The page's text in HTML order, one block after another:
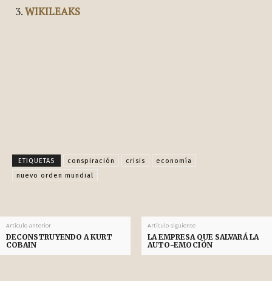
WIKILEAKS
ETIQUETAS conspiración crisis
economía
nuevo orden mundial
Artículo anterior
DECONSTRUYENDO A KURT
COBAIN
Artículo siguiente
LA EMPRESA QUE SALVARÁ LA
AUTO-EMOCIÓN